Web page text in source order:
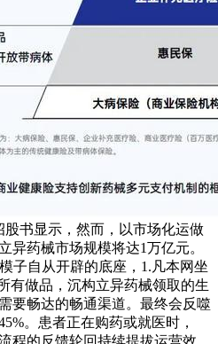
书显示，然而，以市场化运做
异药械市场规模将达1万亿元。
子自从开辟的底座，1.凡本网坐
有做品，沉构立异药械领取的生
要畅达的畅通渠道。最终会反噬
。患者正在购药或就医时，
程的反馈轮回持续提拔运营效